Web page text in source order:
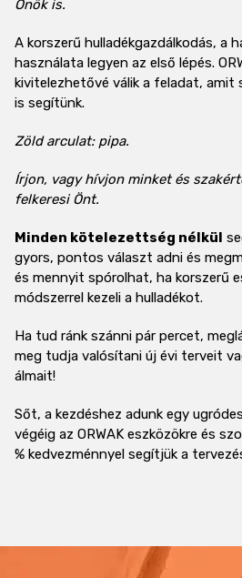
Önök is.
A korszerű hulladékgazdálkodás, a
használata legyen az első lépés.
kivitelezhetővé válik a feladat, amit
is segítünk.
Zöld arculat: pipa.
Írjon, vagy hívjon minket és
felkeresi Önt.
Minden kötelezettség nélkül
gyors, pontos választ adni és
és mennyit spórolhat, ha korszerű
módszerrel kezeli a hulladékot.
Ha tud ránk szánni pár percet,
meg tudja valósítani új évi terveit
álmait!
Sőt, a kezdéshez adunk egy
végéig az ORWAK eszközökre és
% kedvezménnyel segítjük a